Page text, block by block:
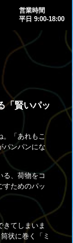
営業時間
平日 9:00-18:00
「賢いパッ
。「あれもこ
パンパンにな
る、荷物をコ
すためのパッ
きてしまいま
状に巻く「ミ